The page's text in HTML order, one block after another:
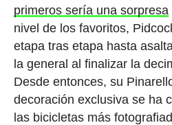
primeros sería una sorpresa
nivel de los favoritos,
etapa tras etapa hasta
la general al finalizar la
Desde entonces, su
decoración exclusiva se ha
las bicicletas más